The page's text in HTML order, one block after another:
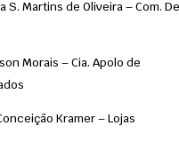
S. Martins de Oliveira – Com.
Morais – Cia. Apolo de
Kramer – Lojas